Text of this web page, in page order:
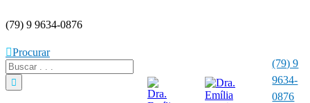
(79) 9 9634-0876
Procurar
(79) 9
9634-
0876